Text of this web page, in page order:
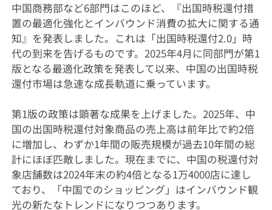
中国商務部など6部門はこのほど、『出国時税還付措
置の最適化強化とインバウンド消費の拡大に関する通
知』を発表しました。これは「出国時税還付2.0」時
代の到来を告げるものです。2025年4月に同部門が第1
版となる最適化政策を発表して以来、中国の出国時税
還付市場は急速な成長軌道に乗っています。
第1版の政策は顕著な成果を上げました。2025年、中
国の出国時税還付対象商品の売上高は前年比で約2倍
に増加し、わずか1年間の販売規模が過去10年間の総
計にほぼ匹敵しました。現在までに、中国の税還付対
象店舗数は2024年末の約4倍となる1万4000店に達し
ており、「中国でのショッピング」はインバウンド観
光の新たなトレンドになりつつあります。